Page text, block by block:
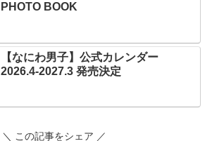
PHOTO BOOK
【なにわ男子】公式カレンダー
2026.4-2027.3 発売決定
＼ この記事をシェア ／